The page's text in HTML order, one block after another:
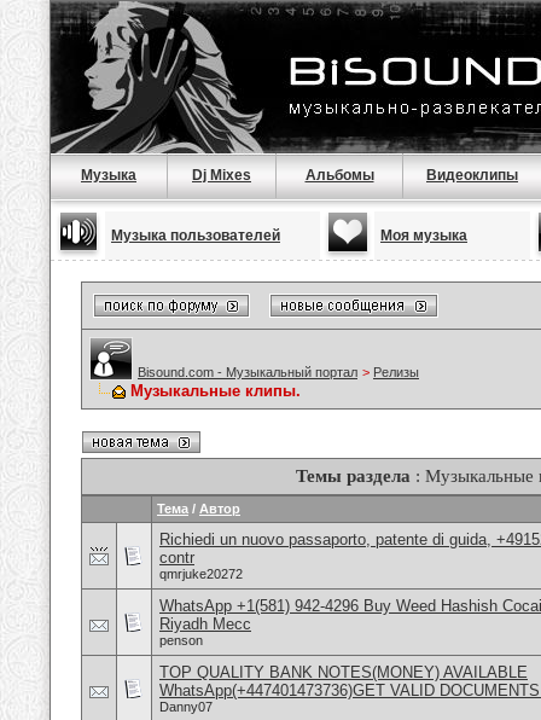
Музыка Dj Mixes Альбомы Видеоклипы
Музыка пользователей Моя музыка
Bisound.com - Музыкальный портал > Релизы
Музыкальные клипы.
Темы раздела : Музыкальные
Тема / Автор
Richiedi un nuovo passaporto, patente di guida,
contr
qmrjuke20272
WhatsApp +1(581) 942-4296 Buy Weed Hashish
Riyadh Mecc
penson
TOP QUALITY BANK NOTES(MONEY) AVAILABLE
WhatsApp(+447401473736)GET VALID
Danny07